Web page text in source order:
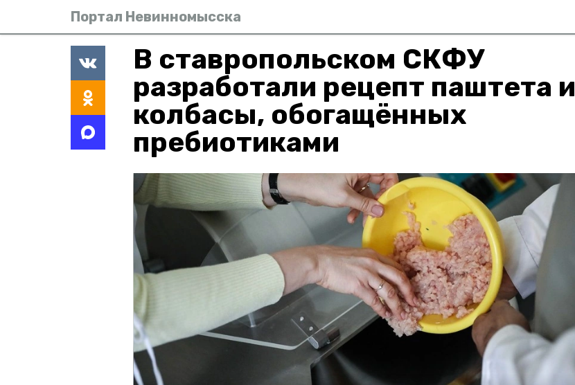
Портал Невинномысска
В ставропольском СКФУ
разработали рецепт паштета и
колбасы, обогащëнных
пребиотиками